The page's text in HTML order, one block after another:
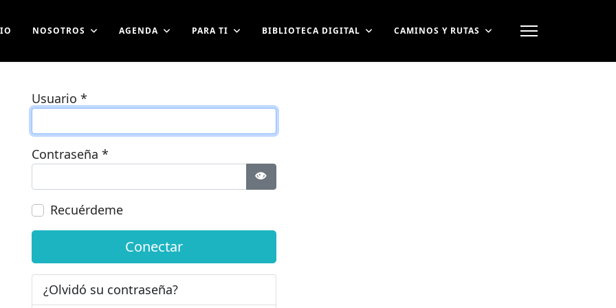
NOSOTROS AGENDA PARA TI BIBLIOTECA DIGITAL CAMINOS Y RUTAS
Usuario *
Contraseña *
Mostrar contraseña
Recuérdeme
Conectar
¿Olvidó su contraseña?